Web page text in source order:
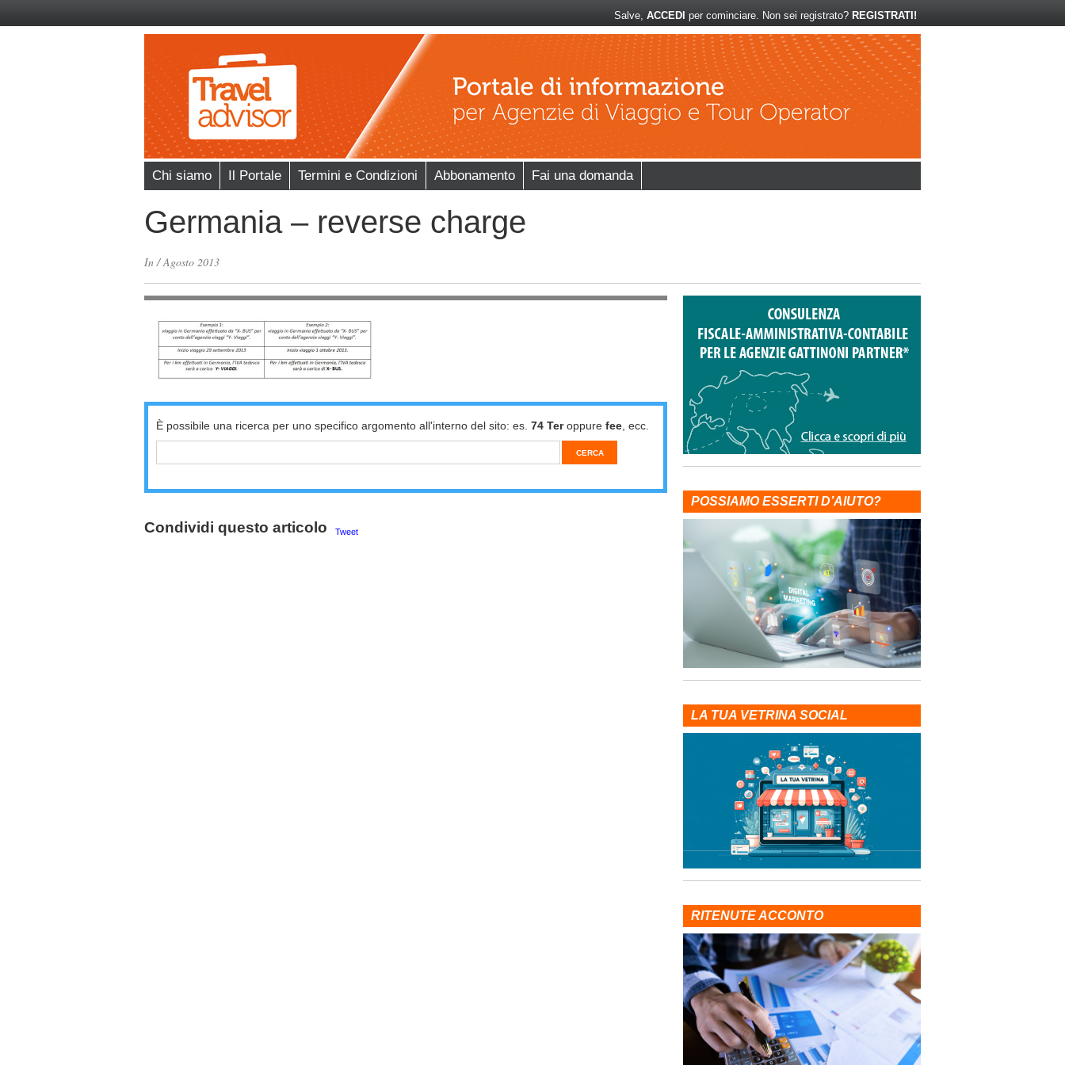
Salve, ACCEDI per cominciare. Non sei registrato? REGISTRATI!
Chi siamo Il Portale Termini e Condizioni Abbonamento Fai una domanda
Germania – reverse charge
In/Agosto 2013
È possibile una ricerca per uno specifico argomento all'interno del sito: es. 74 Teroppure fee , ecc.
Condividi questo articolo Tweet
POSSIAMO ESSERTI D’AIUTO?
LA TUA VETRINA SOCIAL
RITENUTE ACCONTO